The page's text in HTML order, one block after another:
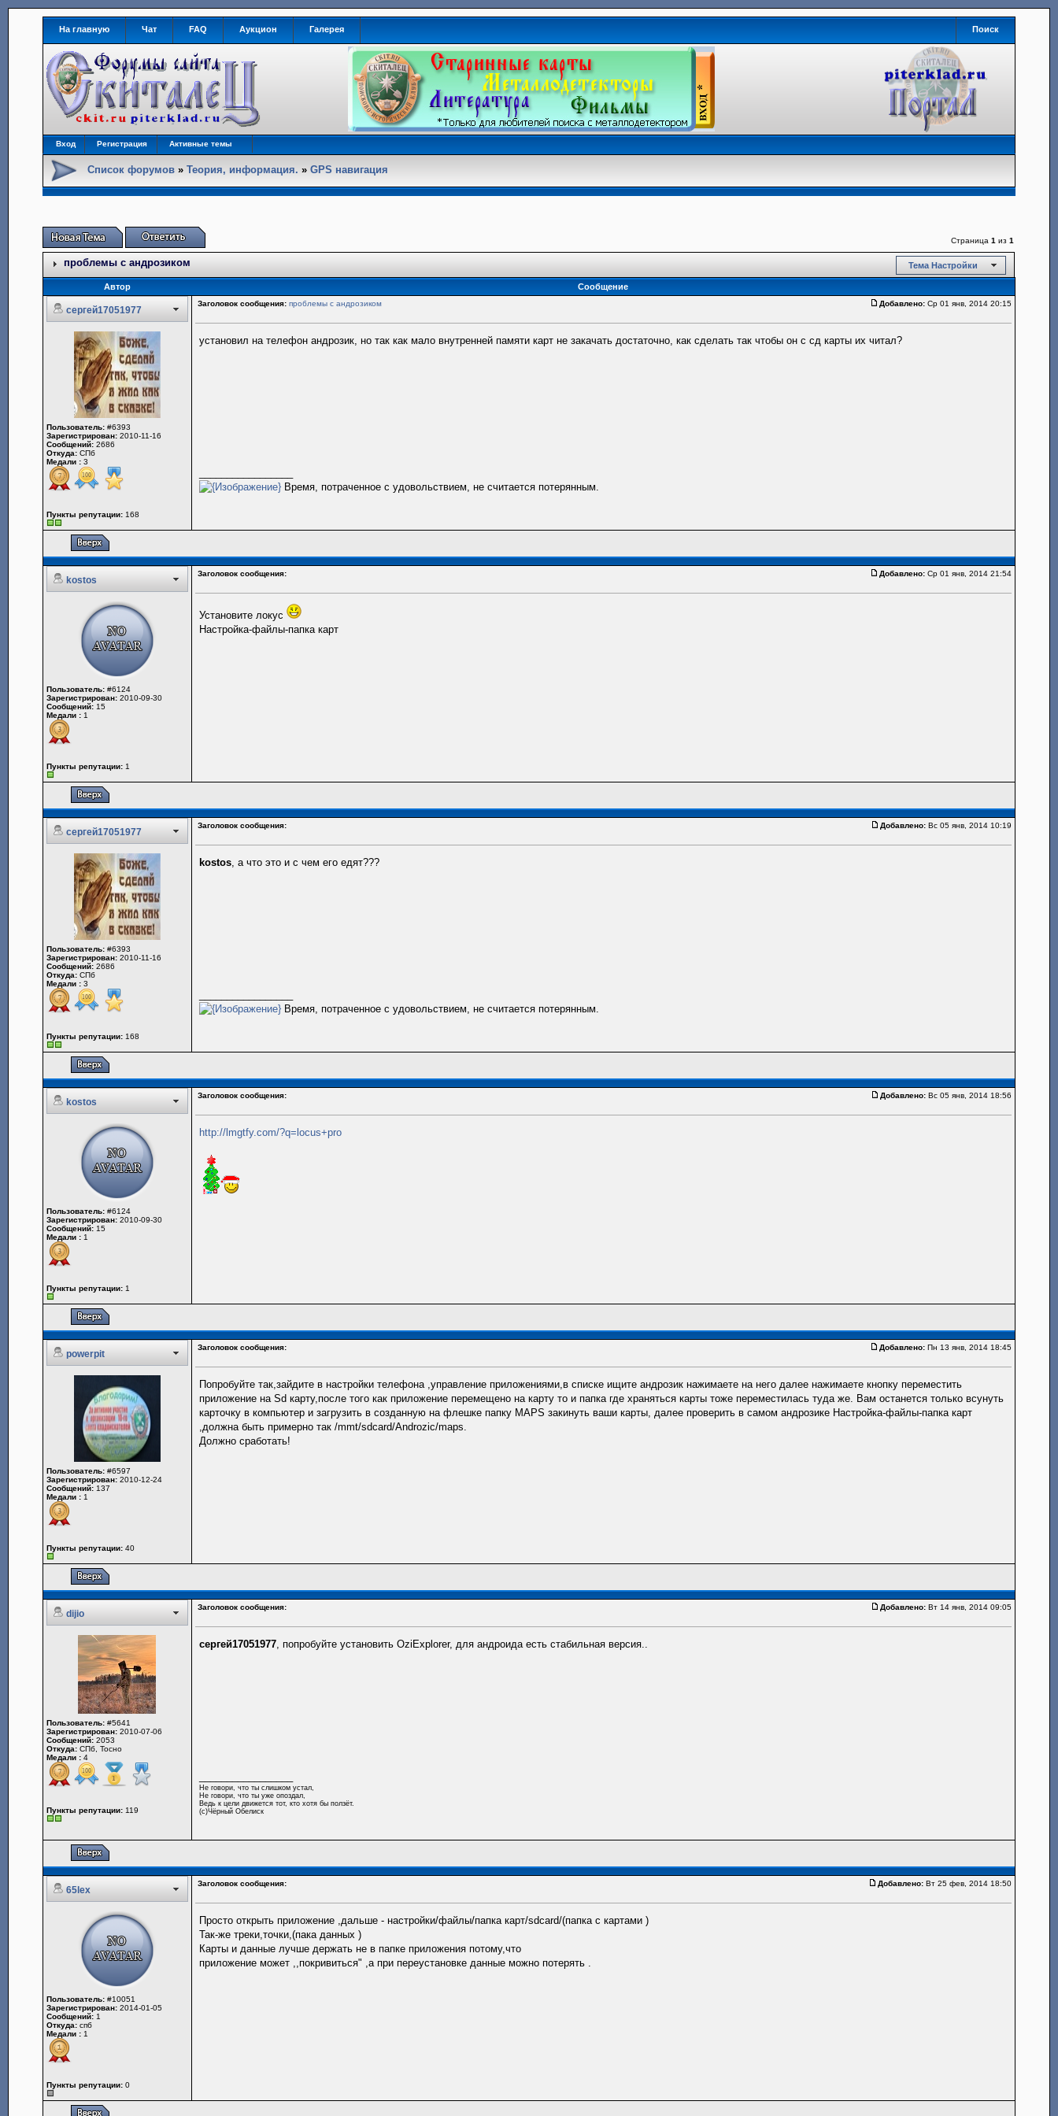
На главную Чат FAQ Аукцион Галерея Поиск
Вход Регистрация Активные темы
Список форумов» Теория, информация. » GPS навигация
Страница 1 из 1
проблемы с андрозиком Тема Настройки
Автор Сообщение
сергей17051977
Заголовок сообщения: проблемы с андрозиком Добавлено:Ср 01 янв, 2014 20:15
Пользователь:#6393
Зарегистрирован:2010-11-16
Сообщений:2686
Откуда:СПб
Медали :3
Пункты репутации:168
установил на телефон андрозик, но так как мало внутренней памяти карт не закачать достаточно, как сделать так чтобы он с сд карты их читал?
Время, потраченное с удовольствием, не считается потерянным.
kostos
Заголовок сообщения: Добавлено:Ср 01 янв, 2014 21:54
Пользователь:#6124
Зарегистрирован:2010-09-30
Сообщений:15
Медали :1
Пункты репутации:1
Установите локус
Настройка-файлы-папка карт
сергей17051977
Заголовок сообщения: Добавлено:Вс 05 янв, 2014 10:19
Пользователь:#6393
Зарегистрирован:2010-11-16
Сообщений:2686
Откуда:СПб
Медали :3
Пункты репутации:168
kostos, а что это и с чем его едят???
Время, потраченное с удовольствием, не считается потерянным.
kostos
Заголовок сообщения: Добавлено:Вс 05 янв, 2014 18:56
Пользователь:#6124
Зарегистрирован:2010-09-30
Сообщений:15
Медали :1
Пункты репутации:1
http://lmgtfy.com/?q=locus+pro
powerpit
Заголовок сообщения: Добавлено:Пн 13 янв, 2014 18:45
Пользователь:#6597
Зарегистрирован:2010-12-24
Сообщений:137
Медали :1
Пункты репутации:40
Попробуйте так,зайдите в настройки телефона ,управление приложениями,в списке ищите андрозик нажимаете на него далее нажимаете кнопку переместить
приложение на Sd карту,после того как приложение перемещено на карту то и папка где храняться карты тоже переместилась туда же. Вам останется только всунуть
карточку в компьютер и загрузить в созданную на флешке папку MAPS закинуть ваши карты, далее проверить в самом андрозике Настройка-файлы-папка карт
,должна быть примерно так /mmt/sdcard/Androzic/maps.
Должно сработать!
dijio
Заголовок сообщения: Добавлено:Вт 14 янв, 2014 09:05
Пользователь:#5641
Зарегистрирован:2010-07-06
Сообщений:2053
Откуда:СПб, Тосно
Медали :4
Пункты репутации:119
сергей17051977, попробуйте установить OziExplorer, для андроида есть стабильная версия..
Не говори, что ты слишком устал,
Не говори, что ты уже опоздал,
Ведь к цели движется тот, кто хотя бы ползёт.
(с)Чёрный Обелиск
65lex
Заголовок сообщения: Добавлено:Вт 25 фев, 2014 18:50
Пользователь:#10051
Зарегистрирован:2014-01-05
Сообщений:1
Откуда:спб
Медали :1
Пункты репутации:0
Просто открыть приложение ,дальше - настройки/файлы/папка карт/sdcard/(папка с картами )
Так-же треки,точки,(пака данных )
Карты и данные лучше держать не в папке приложения потому,что
приложение может ,,покривиться" ,а при переустановке данные можно потерять .